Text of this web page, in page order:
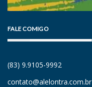
FALE COMIGO
(83) 9.9105-9992
contato@alelontra.com.br